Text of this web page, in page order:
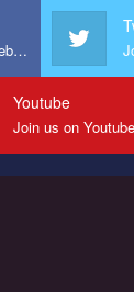
развития
нас и помочь
и
- это зайти на
Join us on Facebook
Youtube
Join us on Youtube